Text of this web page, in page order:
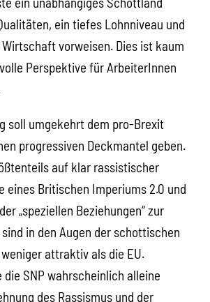
ein tiefes Lohnniveau und
vorweisen. Dies ist kaum
Perspektive für ArbeiterInnen
soll umgekehrt dem pro-Brexit
progressiven Deckmantel geben.
auf klar rassistischer
eines Britischen Imperiums 2.0 und
„speziellen Beziehungen“ zur
in den Augen der schottischen
attraktiv als die EU.
SNP wahrscheinlich alleine
des Rassismus und der